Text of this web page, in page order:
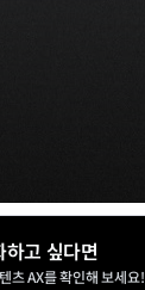
고 싶다면
츠 AX를 확인해 보세요!